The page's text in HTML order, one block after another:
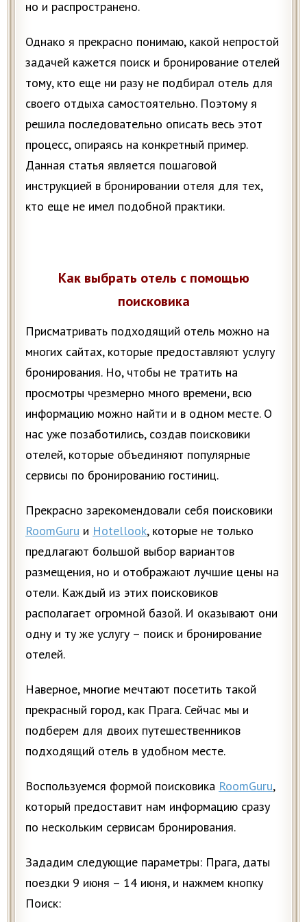
но и распространено.
Однако я прекрасно понимаю, какой непростой
задачей кажется поиск и бронирование отелей
тому, кто еще ни разу не подбирал отель для
своего отдыха самостоятельно. Поэтому я
решила последовательно описать весь этот
процесс, опираясь на конкретный пример.
Данная статья является пошаговой
инструкцией в бронировании отеля для тех,
кто еще не имел подобной практики.
Как выбрать отель с помощью
поисковика
Присматривать подходящий отель можно на
многих сайтах, которые предоставляют услугу
бронирования. Но, чтобы не тратить на
просмотры чрезмерно много времени, всю
информацию можно найти и в одном месте. О
нас уже позаботились, создав поисковики
отелей, которые объединяют популярные
сервисы по бронированию гостиниц.
Прекрасно зарекомендовали себя поисковики
RoomGuru и Hotellook, которые не только
предлагают большой выбор вариантов
размещения, но и отображают лучшие цены на
отели. Каждый из этих поисковиков
располагает огромной базой. И оказывают они
одну и ту же услугу – поиск и бронирование
отелей.
Наверное, многие мечтают посетить такой
прекрасный город, как Прага. Сейчас мы и
подберем для двоих путешественников
подходящий отель в удобном месте.
Воспользуемся формой поисковика RoomGuru,
который предоставит нам информацию сразу
по нескольким сервисам бронирования.
Зададим следующие параметры: Прага, даты
поездки 9 июня – 14 июня, и нажмем кнопку
Поиск: